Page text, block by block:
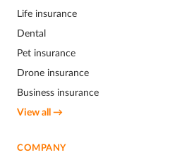
Life insurance
Dental
Pet insurance
Drone insurance
Business insurance
View all →
COMPANY